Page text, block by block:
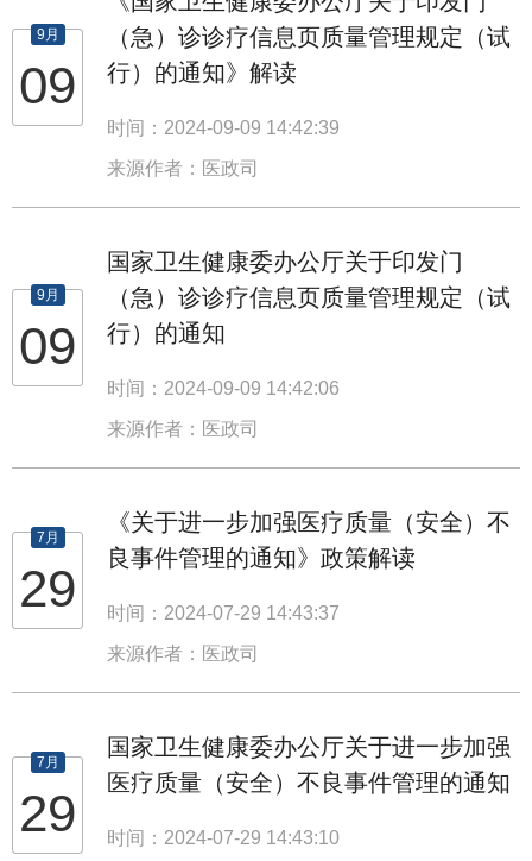
9月
09
（急）诊诊疗信息页质量管理规定（试
行）的通知》解读
时间：2024-09-09 14:42:39
来源作者：医政司
9月
09
国家卫生健康委办公厅关于印发门
（急）诊诊疗信息页质量管理规定（试
行）的通知
时间：2024-09-09 14:42:06
来源作者：医政司
7月
29
《关于进一步加强医疗质量（安全）不
良事件管理的通知》政策解读
时间：2024-07-29 14:43:37
来源作者：医政司
7月
29
国家卫生健康委办公厅关于进一步加强
医疗质量（安全）不良事件管理的通知
时间：2024-07-29 14:43:10